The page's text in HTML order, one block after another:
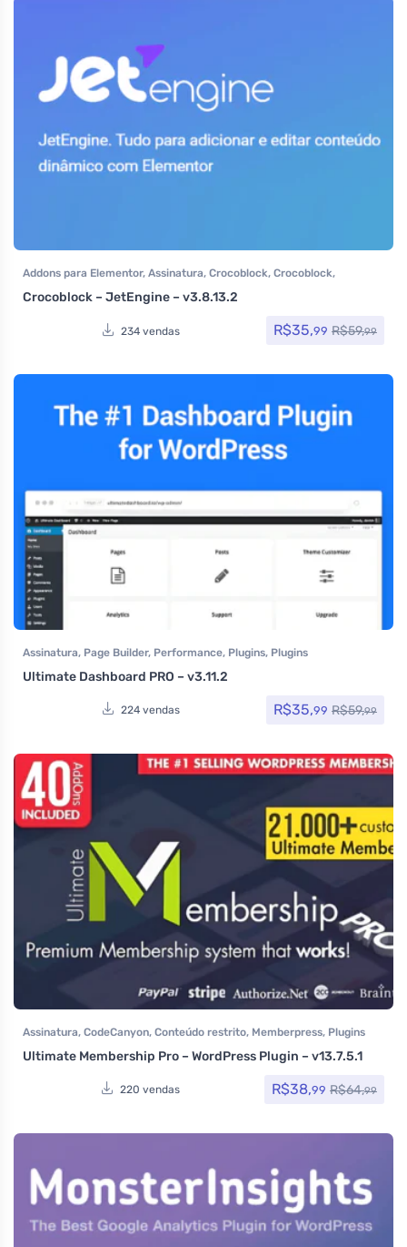
Addons para Elementor, Assinatura, Crocoblock, Crocoblock,
Elementor Pro
Plugins Todos os itens
Crocoblock – JetEngine – v3.8.13.2
234 vendas R$35,99 R$59,99
Assinatura, Page Builder, Performance, Plugins, Plugins
Wocoomerce
Segurança, Todos os itens
Ultimate Dashboard PRO – v3.11.2
224 vendas R$35,99 R$59,99
Assinatura, CodeCanyon, Conteúdo restrito, Memberpress, Plugins
Ultimate Membership Pro – WordPress Plugin – v13.7.5.1
220 vendas R$38,99 R$64,99